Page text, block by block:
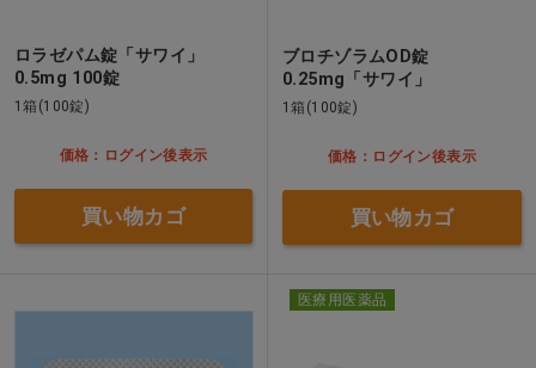
ロラゼパム錠「サワイ」
0.5mg 100錠
1箱(100錠)
価格：ログイン後表示
買い物カゴ
ブロチゾラムOD錠
0.25mg「サワイ」
1箱(100錠)
価格：ログイン後表示
買い物カゴ
医療用医薬品